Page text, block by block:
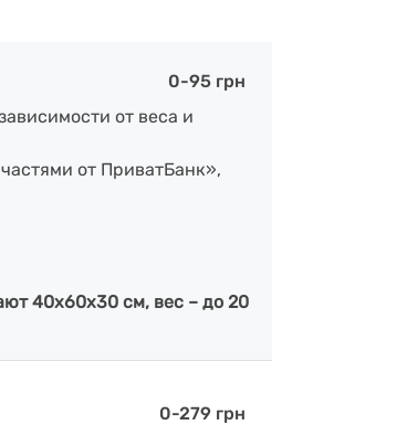
0-95 грн
от веса и
от ПриватБанк»,
40х60х30 см, вес – до 20
0-279 грн